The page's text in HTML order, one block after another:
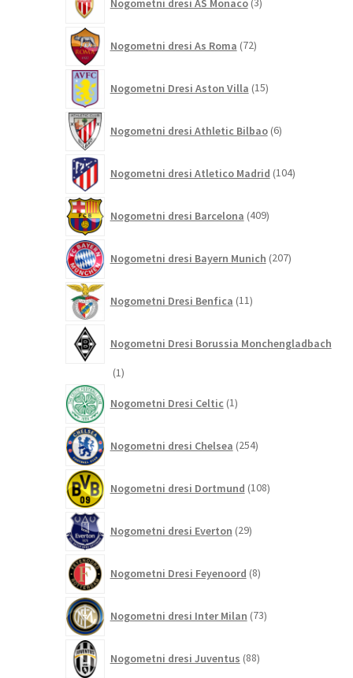
izdelki
Nogometni dresi As Roma 72izdelkov
Nogometni Dresi Aston Villa 15izdelkov
Nogometni dresi Athletic Bilbao 6izdelkov
Nogometni dresi Atletico Madrid 104izdelki
Nogometni dresi Barcelona 409izdelkov
Nogometni dresi Bayern Munich 207izdelkov
Nogometni Dresi Benfica 11izdelkov
Nogometni Dresi Borussia Monchengladbach
11
Nogometni Dresi Celtic 1izdelek
Nogometni dresi Chelsea 254izdelkov
Nogometni dresi Dortmund 108izdelkov
Nogometni dresi Everton 29izdelkov
Nogometni Dresi Feyenoord 8izdelkov
Nogometni dresi Inter Milan 73izdelkov
Nogometni dresi Juventus 88izdelkov